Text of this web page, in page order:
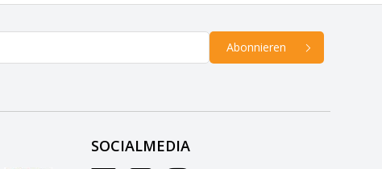
Abonnieren
SOCIALMEDIA